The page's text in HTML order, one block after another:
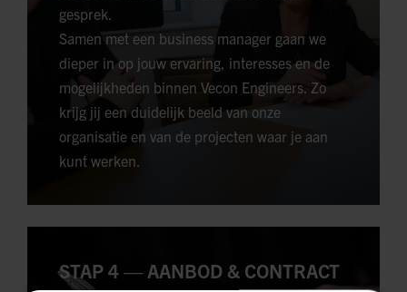
gesprek.
Samen met een business manager gaan we
dieper in op jouw ervaring, interesses en de
mogelijkheden binnen Vecon Engineers. Zo
krijg jij een duidelijk beeld van onze
organisatie en van de projecten waar je aan
kunt werken.
STAP 4 — AANBOD & CONTRACT